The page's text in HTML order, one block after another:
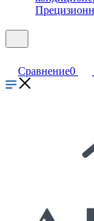
Сравнение0